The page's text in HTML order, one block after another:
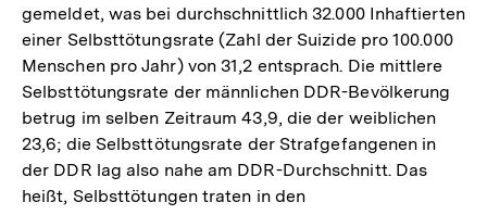
gemeldet, was bei durchschnittlich 32.000 Inhaftierten
einer Selbsttötungsrate (Zahl der Suizide pro 100.000
Menschen pro Jahr) von 31,2 entsprach. Die mittlere
Selbsttötungsrate der männlichen DDR-Bevölkerung
betrug im selben Zeitraum 43,9, die der weiblichen
23,6; die Selbsttötungsrate der Strafgefangenen in
der DDR lag also nahe am DDR-Durchschnitt. Das
heißt, Selbsttötungen traten in den